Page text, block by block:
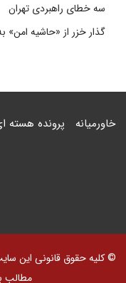
سه خطای راهبردی تهران
گذار خزر از «حاشیه امن»
خاورمیانه پرونده هسته
© کلیه حقوق قانونی این
مطالب